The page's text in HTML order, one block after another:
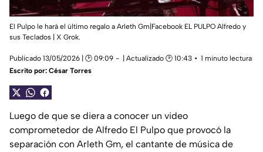
El Pulpo le hará el último regalo a Arleth Gm|Facebook EL PULPO Alfredo y
sus Teclados | X Grok.
Publicado 13/05/2026 | 🕑 09:09 | Actualizado 🕑 10:43
1 minuto lectura
Escrito por: César Torres
Luego de que se diera a conocer un video
comprometedor de Alfredo El Pulpo que provocó la
separación con Arleth Gm, el cantante de música de